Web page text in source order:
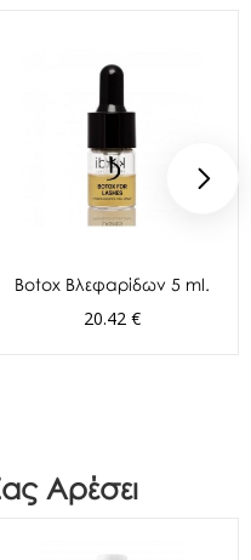
Botox Βλεφαρίδων 5 ml.
20.42 €
Αρέσει